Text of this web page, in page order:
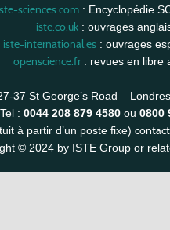
sciences.com: Encyclopédie
iste.co.uk : ouvrages
iste-international.es: ouvrages
openscience.fr: revues en libre
37 St George’s Road –
Tel : 0044 208 879 4580 ou 0800
à partir d’un poste fixe)
© 2024 by ISTE Group or